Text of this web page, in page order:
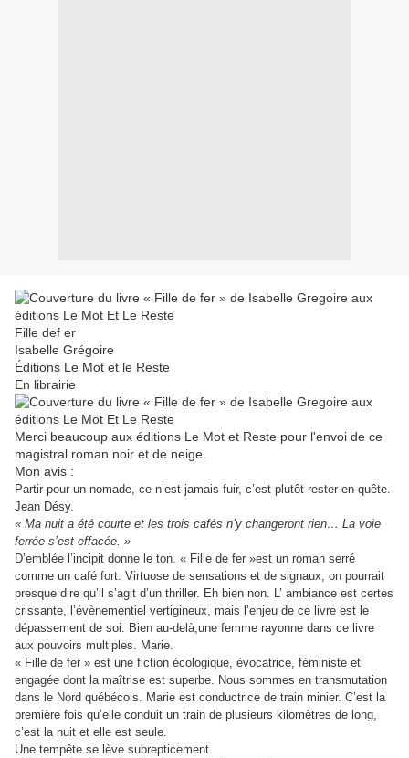
Fille def er
Isabelle Grégoire
Éditions Le Mot et le Reste
En librairie
Merci beaucoup aux éditions Le Mot et Reste pour l'envoi de ce
magistral roman noir et de neige.
Mon avis :
Partir pour un nomade, ce n’est jamais fuir, c’est plutôt rester en quête.
Jean Désy.
« Ma nuit a été courte et les trois cafés n’y changeront rien… La voie
ferrée s’est effacée. »
D’emblée l’incipit donne le ton. « Fille de fer »est un roman serré
comme un café fort. Virtuose de sensations et de signaux, on pourrait
presque dire qu’il s’agit d’un thriller. Eh bien non. L’ ambiance est certes
crissante, l’évènementiel vertigineux, mais l’enjeu de ce livre est le
dépassement de soi. Bien au-delà,une femme rayonne dans ce livre
aux pouvoirs multiples. Marie.
« Fille de fer » est une fiction écologique, évocatrice, féministe et
engagée dont la maîtrise est superbe. Nous sommes en transmutation
dans le Nord québécois. Marie est conductrice de train minier. C’est la
première fois qu’elle conduit un train de plusieurs kilomètres de long,
c’est la nuit et elle est seule.
Une tempête se lève subrepticement.